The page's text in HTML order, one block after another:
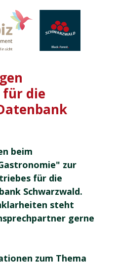
für die
beim
zur
für die
Schwarzwald.
steht
gerne
zum Thema